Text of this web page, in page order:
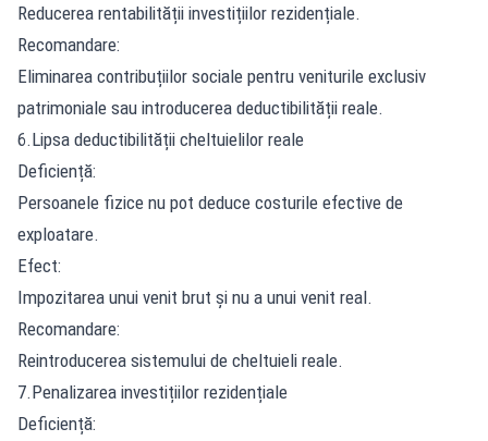
Reducerea rentabilității investițiilor rezidențiale.
Recomandare:
Eliminarea contribuțiilor sociale pentru veniturile exclusiv
patrimoniale sau introducerea deductibilității reale.
6.Lipsa deductibilității cheltuielilor reale
Deficiență:
Persoanele fizice nu pot deduce costurile efective de
exploatare.
Efect:
Impozitarea unui venit brut și nu a unui venit real.
Recomandare:
Reintroducerea sistemului de cheltuieli reale.
7.Penalizarea investițiilor rezidențiale
Deficiență: